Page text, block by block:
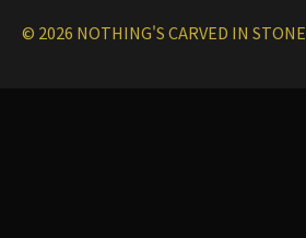
© 2026 NOTHING'S CARVED IN STONE